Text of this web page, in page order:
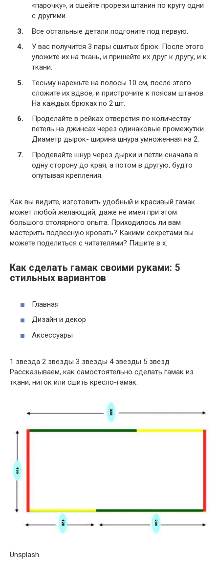
«парочку», и сшейте прорези штанин по кругу одни
с другими.
Все остальные детали подгоните под первую.
У вас получится 3 пары сшитых брюк. После этого
уложите их на ткань, и пришейте их друг к другу, и к
ткани.
Тесьму нарежьте на полосы 10 см, после этого
сложите их вдвое, и пристрочите к поясам штанов.
На каждых брюках по 2 шт.
Проделайте в рейках отверстия по количеству
петель на джинсах через одинаковые промежутки.
Диаметр дырок- ширина шнура умноженная на 2.
Продевайте шнур через дырки и петли сначала в
одну сторону до края, а потом в другую, будто
опутывая крепления.
Как вы видите, изготовить удобный и красивый гамак
может любой желающий, даже не имея при этом
большого столярного опыта. Приходилось ли вам
мастерить подвесную кровать? Какими секретами вы
можете поделиться с читателями? Пишите в х.
Как сделать гамак своими руками: 5
стильных вариантов
Главная
Дизайн и декор
Аксессуары
1 звезда 2 звезды 3 звезды 4 звезды 5 звезд
Рассказываем, как самостоятельно сделать гамак из
ткани, ниток или сшить кресло-гамак.
Unsplash